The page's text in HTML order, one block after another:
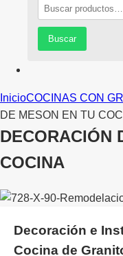
Buscar
InicioCOCINAS CON
DE MESON EN TU
DECORACIÓN
COCINA
Decoración e
Cocina de